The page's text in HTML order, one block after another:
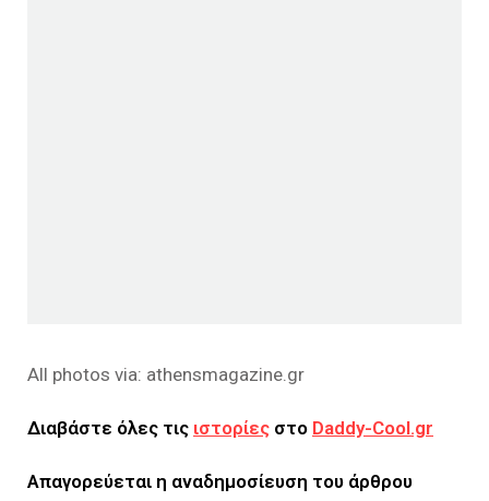
All photos via: athensmagazine.gr
Διαβάστε όλες τις ιστορίες στο Daddy-Cool.gr
Απαγορεύεται η αναδημοσίευση του άρθρου